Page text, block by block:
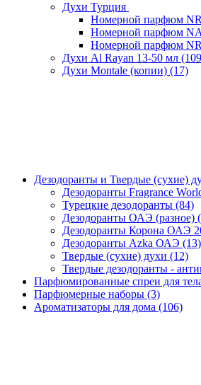
Духи Турция
Номерной парфюм
Номерной парфюм
Номерной парфюм
Духи Al Rayan 13-50 мл
Духи Montale (копии) (17)
Дезодоранты и Твердые (сухие)
Дезодоранты Fragrance
Турецкие дезодоранты (84)
Дезодоранты ОАЭ (разное)
Дезодоранты Корона ОАЭ
Дезодоранты Azka ОАЭ (13)
Твердые (сухие) духи (12)
Твердые дезодоранты -
Парфюмированные спреи для
Парфюмерные наборы (3)
Ароматизаторы для дома (106)